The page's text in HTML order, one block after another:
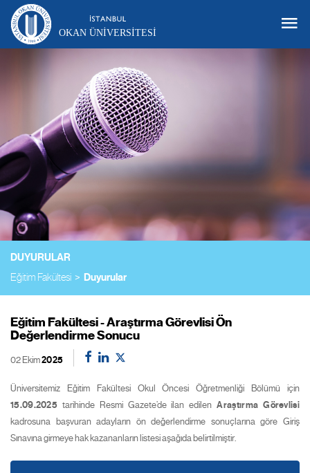
OKAN ÜNIVERSITESI
DUYURULAR
Eğitim Fakültesi Duyurular
Eğitim Fakültesi - Araştırma Görevlisi Ön
Değerlendirme Sonucu
02 Ekim2025
Üniversitemiz Eğitim Fakültesi Okul Öncesi Öğretmenliği Bölümü için
15.09.2025 tarihinde Resmi Gazete’de ilan edilen Araştırma Görevlisi
kadrosuna başvuran adayların ön değerlendirme sonuçlarına göre Giriş
Sınavına girmeye hak kazananların listesi aşağıda belirtilmiştir.